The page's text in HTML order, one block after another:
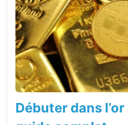
Débuter dans